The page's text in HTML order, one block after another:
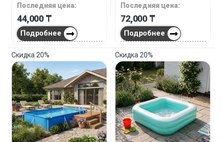
Последняя цена:
44,000 ₸
Подробнее
Последняя цена:
72,000 ₸
Подробнее
Скидка 20% Скидка 20%